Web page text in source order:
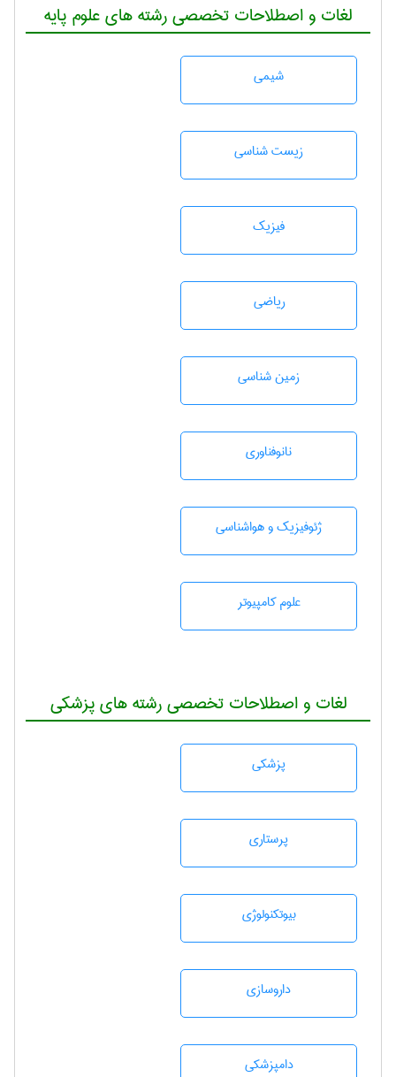
لغات و اصطلاحات تخصصی رشته های علوم پایه
شيمی
زيست شناسی
فیزیک
رياضی
زمين شناسی
نانوفناوری
ژئوفيزيك و هواشناسی
علوم کامپیوتر
لغات و اصطلاحات تخصصی رشته های پزشکی
پزشكی
پرستاری
بيوتكنولوژی
داروسازی
دامپزشكی